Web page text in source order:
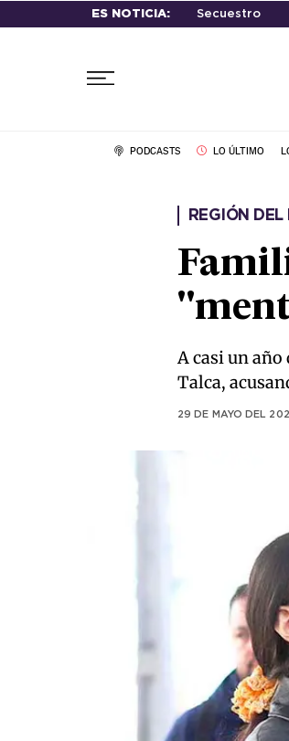
ES NOTICIA: Secuestro
PODCASTS LO ÚLTIMO
REGIÓN DEL
A casi un año
Talca,
29 DE MAYO DEL